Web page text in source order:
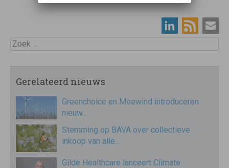
Zoek
Gerelateerd nieuws
Greenchoice en Meewind introduceren
nieuw…
Stemming op BAVA over collectieve
inkoop van alle…
Gilde Healthcare lanceert Climate